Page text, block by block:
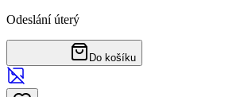
Odeslání úterý
Do košíku